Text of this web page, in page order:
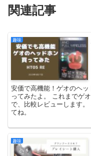
関連記事
趣味
安価で高機能！ゲオのヘ
ってみたよ。 これまでゲ
で、比較レビューします
てね。
趣味